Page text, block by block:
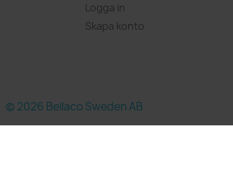
Logga in
Skapa konto
© 2026 Bellaco Sweden AB